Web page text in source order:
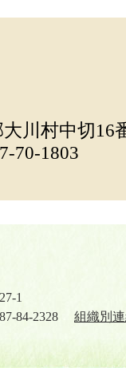
川村中切16
70-1803
1
84-2328 組織別